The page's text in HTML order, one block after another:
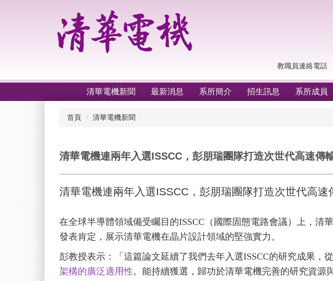
教職員連絡電話
清華電機新聞 最新消息 系所簡介 招生訊息 系所成員
首頁 清華電機新聞
清華電機連兩年入選ISSCC，彭朋瑞團隊打造次世代高速傳
清華電機連兩年入選ISSCC，彭朋瑞團隊打造次世代高速
在全球半導體領域備受矚目的ISSCC（國際固態電路會議）上，
發表肯定，展示清華電機在晶片設計領域的堅強實力。
彭教授表示：「這篇論文延續了我們去年入選ISSCC的研究成果，從
架構的廣泛適用性。能持續獲選，歸功於清華電機完善的研究資源